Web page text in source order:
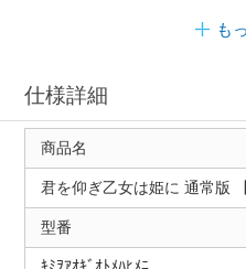
も
仕様詳細
商品名
君を仰ぎ乙女は姫に 通常版
型番